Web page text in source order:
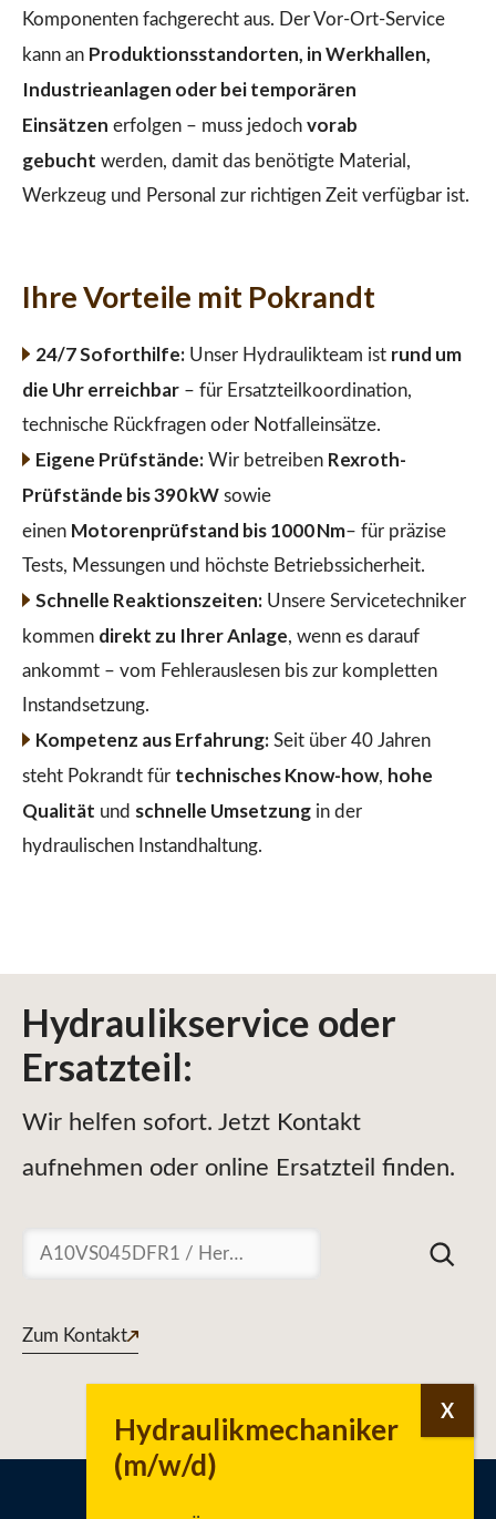
Komponenten fachgerecht aus. Der Vor-Ort-Service
kann an Produktionsstandorten, in Werkhallen,
Industrieanlagen oder bei temporären
Einsätzen erfolgen – muss jedoch vorab
gebucht werden, damit das benötigte Material,
Werkzeug und Personal zur richtigen Zeit verfügbar ist.
Ihre Vorteile mit Pokrandt
24/7 Soforthilfe:Unser Hydraulikteam ist rund um
die Uhr erreichbar – für Ersatzteilkoordination,
technische Rückfragen oder Notfalleinsätze.
Eigene Prüfstände:Wir betreiben Rexroth-
Prüfstände bis 390 kW sowie
einen Motorenprüfstand bis 1000 Nm– für präzise
Tests, Messungen und höchste Betriebssicherheit.
Schnelle Reaktionszeiten:Unsere Servicetechniker
kommen direkt zu Ihrer Anlage, wenn es darauf
ankommt – vom Fehlerauslesen bis zur kompletten
Instandsetzung.
Kompetenz aus Erfahrung:Seit über 40 Jahren
steht Pokrandt für technisches Know-how, hohe
Qualität und schnelle Umsetzung in der
hydraulischen Instandhaltung.
Hydraulikservice oder
Ersatzteil:
Wir helfen sofort. Jetzt Kontakt
aufnehmen oder online Ersatzteil finden.
Suchen
Zum Kontakt